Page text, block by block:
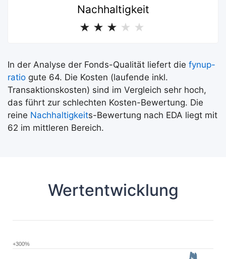
Nachhaltigkeit
★ ★ ★ ★ ★
In der Analyse der Fonds-Qualität liefert die fynup-
ratio gute 64. Die Kosten (laufende inkl.
Transaktionskosten) sind im Vergleich sehr hoch,
das führt zur schlechten Kosten-Bewertung. Die
reine Nachhaltigkeits-Bewertung nach EDA liegt mit
62 im mittleren Bereich.
Wertentwicklung
+300%